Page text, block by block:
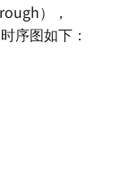
），
序图如下：